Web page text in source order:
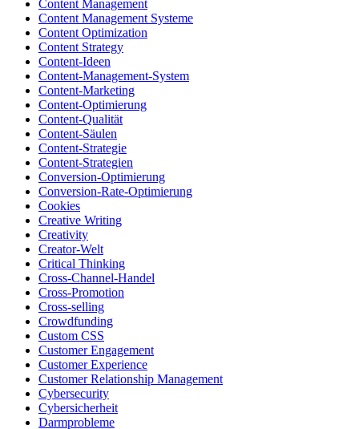
Content Management
Content Management Systeme
Content Optimization
Content Strategy
Content-Ideen
Content-Management-System
Content-Marketing
Content-Optimierung
Content-Qualität
Content-Säulen
Content-Strategie
Content-Strategien
Conversion-Optimierung
Conversion-Rate-Optimierung
Cookies
Creative Writing
Creativity
Creator-Welt
Critical Thinking
Cross-Channel-Handel
Cross-Promotion
Cross-selling
Crowdfunding
Custom CSS
Customer Engagement
Customer Experience
Customer Relationship Management
Cybersecurity
Cybersicherheit
Darmprobleme